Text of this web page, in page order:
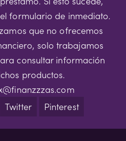
formulario de inmediato.
que no ofrecemos
solo trabajamos
consultar información
productos.
Twitter Pinterest